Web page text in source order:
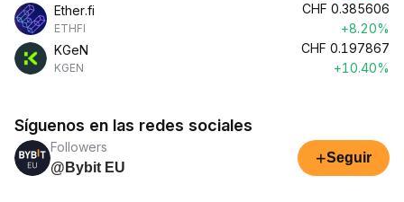
Ether.fi
ETHFI
CHF 0.385606
+8.20%
KGeN
KGEN
CHF 0.197867
+10.40%
Síguenos en las redes sociales
Followers
@Bybit EU
+Seguir